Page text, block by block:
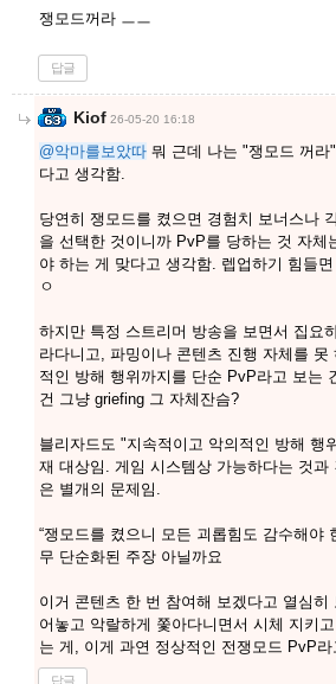
쟁모드꺼라 ㅡㅡ
답글
Kiof 26-05-20 16:18
@악마를보았따 뭐 근데 나는 "쟁모드 꺼
다고 생각함.
당연히 쟁모드를 켰으면 경험치 보너스나
을 선택한 것이니까 PvP를 당하는 것 자체
야 하는 게 맞다고 생각함. 렙업하기 힘들
ㅇ
하지만 특정 스트리머 방송을 보면서 집요
라다니고, 파밍이나 콘텐츠 진행 자체를 못
적인 방해 행위까지를 단순 PvP라고 보는
건 그냥 griefing 그 자체잔슴?
블리자드도 "지속적이고 악의적인 방해 행
재 대상임. 게임 시스템상 가능하다는 것과
은 별개의 문제임.
“쟁모드를 켰으니 모든 괴롭힘도 감수해야
무 단순화된 주장 아닐까요
이거 콘텐츠 한 번 참여해 보겠다고 열심히
어놓고 악랄하게 쫓아다니면서 시체 지키
는 게, 이게 과연 정상적인 전쟁모드 PvP
답글